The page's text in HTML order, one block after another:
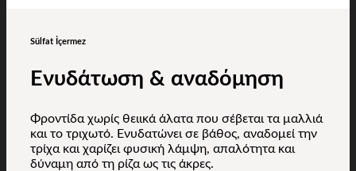
Sülfat İçermez
Ενυδάτωση & αναδόμηση
Φροντίδα χωρίς θειικά άλατα που σέβεται τα μαλλιά
και το τριχωτό. Ενυδατώνει σε βάθος, αναδομεί την
τρίχα και χαρίζει φυσική λάμψη, απαλότητα και
δύναμη από τη ρίζα ως τις άκρες.